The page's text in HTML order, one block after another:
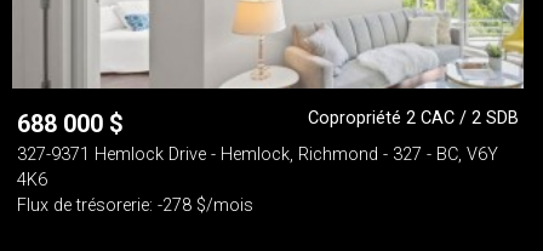
688 000 $
Copropriété 2 CAC / 2 SDB
327-9371 Hemlock Drive - Hemlock, Richmond - 327 - BC, V6Y
4K6
Flux de trésorerie: -278 $/mois